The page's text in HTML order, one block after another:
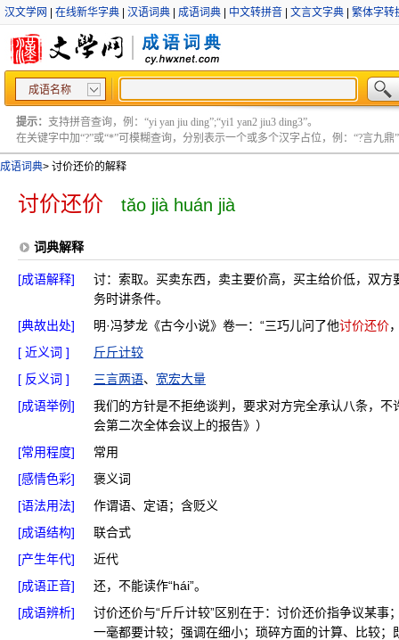
汉文学网 在线新华字典 汉语词典 成语词典 中文转拼音 文言文字典 繁体字转
成语名称
提示： 支持拼音查询，例：“yi yan jiu ding”;“yi1 yan2 jiu3 ding3”。
在关键字中加“?”或“*”可模糊查询，分别表示一个或多个汉字占位，例：“?言九鼎”
成语词典> 讨价还价的解释
讨价还价 tǎo jià huán jià
词典解释
[成语解释]
讨：索取。买卖东西，卖主要价高，买主给价低，双
务时讲条件。
[典故出处]
明·冯梦龙《古今小说》卷一：“三巧儿问了他讨价还价
[ 近义词 ]
斤斤计较
[ 反义词 ]
三言两语、 宽宏大量
[成语举例]
我们的方针是不拒绝谈判，要求对方完全承认八条，不
会第二次全体会议上的报告》）
[常用程度]
常用
[感情色彩]
褒义词
[语法用法]
作谓语、定语；含贬义
[成语结构]
联合式
[产生年代]
近代
[成语正音]
还，不能读作“hái”。
[成语辨析]
讨价还价与“斤斤计较”区别在于：讨价还价指争议某事
一毫都要计较；强调在细小；琐碎方面的计算、比较